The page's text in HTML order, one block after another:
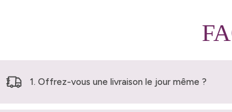
1. Offrez-vous une livraison le jour même ?